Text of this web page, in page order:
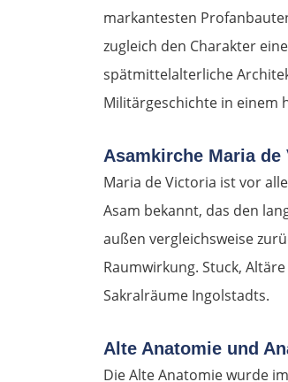
markantesten
zugleich den Charakter
spätmittelalterliche
Militärgeschichte in einem
Asamkirche Maria de
Maria de Victoria ist vor
Asam bekannt, das den
außen vergleichsweise
Raumwirkung. Stuck,
Sakralräume Ingolstadts.
Alte Anatomie und
Die Alte Anatomie wurde